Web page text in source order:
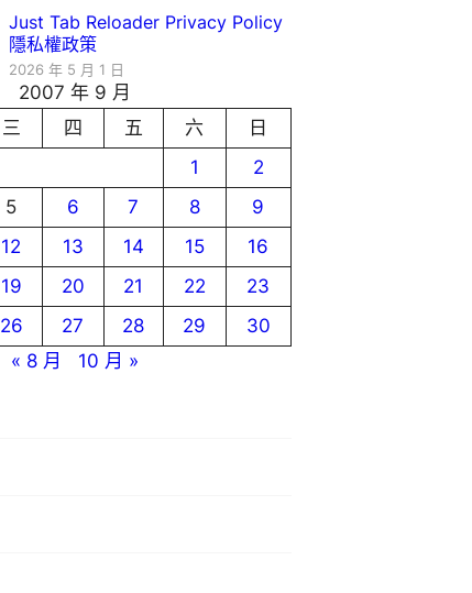
Just Tab Reloader Privacy Policy
隱私權政策
2026 年 5 月 1 日
2007 年 9 月
三 四 五 六
日
1
2
5 6 7 8
9
12 13 14 15
16
19 20 21 22
23
26 27 28 29
30
« 8 月
10 月 »